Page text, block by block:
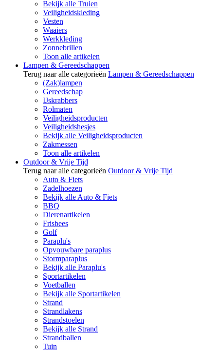
Bekijk alle Truien
Veiligheidskleding
Vesten
Waaiers
Werkkleding
Zonnebrillen
Toon alle artikelen
Lampen & Gereedschappen
Terug naar alle categorieën Lampen & Gereedschappen
(Zak)lampen
Gereedschap
IJskrabbers
Rolmaten
Veiligheidsproducten
Veiligheidshesjes
Bekijk alle Veiligheidsproducten
Zakmessen
Toon alle artikelen
Outdoor & Vrije Tijd
Terug naar alle categorieën Outdoor & Vrije Tijd
Auto & Fiets
Zadelhoezen
Bekijk alle Auto & Fiets
BBQ
Dierenartikelen
Frisbees
Golf
Paraplu's
Opvouwbare paraplus
Stormparaplus
Bekijk alle Paraplu's
Sportartikelen
Voetballen
Bekijk alle Sportartikelen
Strand
Strandlakens
Strandstoelen
Bekijk alle Strand
Strandballen
Tuin